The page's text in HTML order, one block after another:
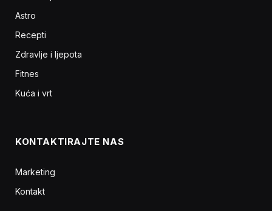
Astro
Recepti
Zdravlje i ljepota
Fitnes
Kuća i vrt
KONTAKTIRAJTE NAS
Marketing
Kontakt